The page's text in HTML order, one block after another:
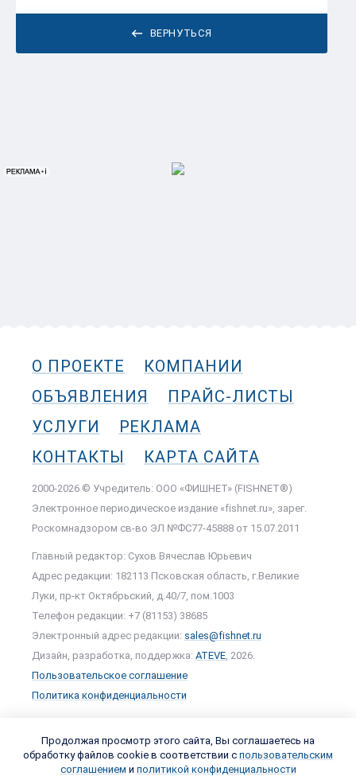
ВЕРНУТЬСЯ
О ПРОЕКТЕ
КОМПАНИИ
ОБЪЯВЛЕНИЯ
ПРАЙС-ЛИСТЫ
УСЛУГИ
РЕКЛАМА
КОНТАКТЫ
КАРТА САЙТА
2000-2026 © Учредитель: ООО «ФИШНЕТ» (FISHNET®)
Электронное периодическое издание «fishnet.ru», зарег.
Роскомнадзором cв-во ЭЛ №ФС77-45888 от 15.07.2011
Главный редактор: Сухов Вячеслав Юрьевич
Адрес редакции: 182113 Псковская область, г.Великие
Луки, пр-кт Октябрьский, д.40/7, пом.1003
Телефон редакции: +7 (81153) 38685
Электронный адрес редакции: sales@fishnet.ru
Дизайн, разработка, поддержка: ATEVE , 2026.
Пользовательское соглашение
Политика конфиденциальности
Продолжая просмотр этого сайта, Вы соглашаетесь на
обработку файлов cookie в соответствии с пользовательским
соглашением и политикой конфиденциальности